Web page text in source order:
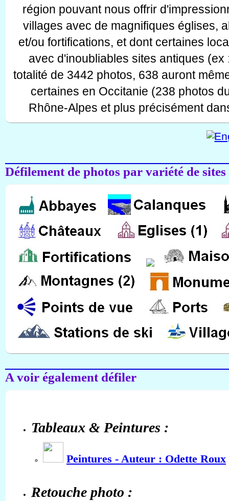
région pouvant nous offrir
villages avec de magnifiques églises,
et/ou fortifications, et dont certaines
avec d'inoubliables sites antiques
totalité de 3442 photos, 638 auront
certaines en Occitanie (238 photos
Rhône-Alpes et plus précisément
Défilement de photos par variété de
A voir également défiler
Tableaux & Peintures :
Peintures - Auteur : Odette Roux
Retouche photo :